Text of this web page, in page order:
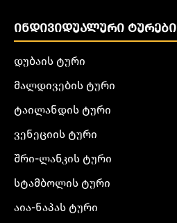
ᲘᲜᲓᲘᲕᲘᲓᲣᲐᲚᲣᲠᲘ ᲢᲣᲠᲔᲑᲘ
დუბაის ტური
მალდივების ტური
ტაილანდის ტური
ვენეციის ტური
შრი-ლანკის ტური
სტამბოლის ტური
აია-ნაპას ტური